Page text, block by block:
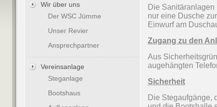
Wir über uns
Der WSC Jümme
Unser Revier
Ansprechpartner
Vereinsanlage
Steganlage
Bootshaus
Die
nur eine Dusche
Einwurf am
Zugang zu den
Aus
augehängten
Sicherheit
Die Stegaufgänge,